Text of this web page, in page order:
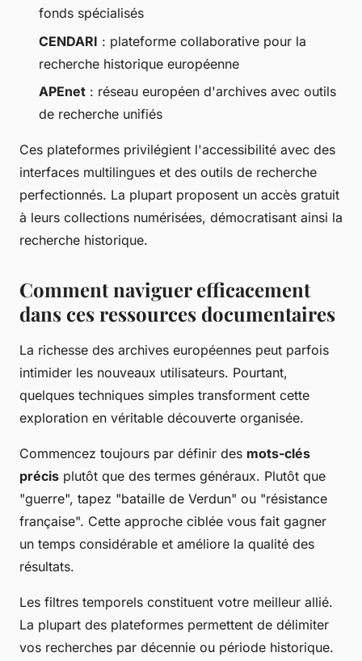
fonds spécialisés
CENDARI : plateforme collaborative pour la
recherche historique européenne
APEnet : réseau européen d'archives avec outils
de recherche unifiés
Ces plateformes privilégient l'accessibilité avec des
interfaces multilingues et des outils de recherche
perfectionnés. La plupart proposent un accès gratuit
à leurs collections numérisées, démocratisant ainsi la
recherche historique.
Comment naviguer efficacement
dans ces ressources documentaires
La richesse des archives européennes peut parfois
intimider les nouveaux utilisateurs. Pourtant,
quelques techniques simples transforment cette
exploration en véritable découverte organisée.
Commencez toujours par définir des mots-clés
précis plutôt que des termes généraux. Plutôt que
"guerre", tapez "bataille de Verdun" ou "résistance
française". Cette approche ciblée vous fait gagner
un temps considérable et améliore la qualité des
résultats.
Les filtres temporels constituent votre meilleur allié.
La plupart des plateformes permettent de délimiter
vos recherches par décennie ou période historique.